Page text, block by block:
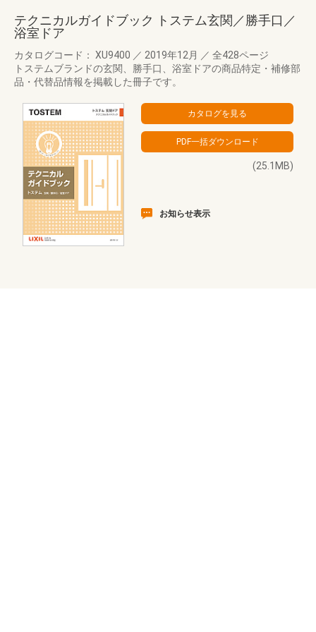
テクニカルガイドブック トステム玄関／勝手口／
浴室ドア
カタログコード： XU9400 ／ 2019年12月 ／ 全428ページ
トステムブランドの玄関、勝手口、浴室ドアの商品特定・補修部
品・代替品情報を掲載した冊子です。
(25.1MB)
お知らせ表示